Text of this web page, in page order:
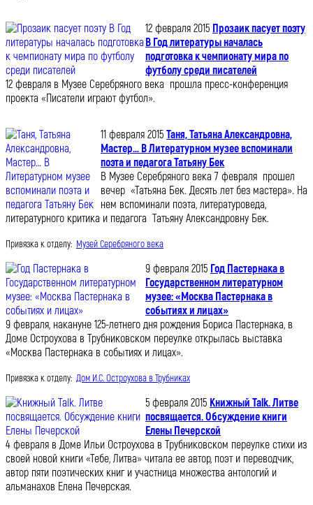
12 февраля 2015 Прозаик пасует поэту
В Год литературы началась
подготовка к чемпионату мира по
футболу среди писателей
12 февраля в Музее Серебряного века прошла пресс-конференция
проекта «Писатели играют футбол».
11 февраля 2015 Таня, Татьяна Александровна,
Мастер… В Литературном музее вспоминали
поэта и педагога Татьяну Бек
В Музее Серебряного века 7 февраля прошел
вечер «Татьяна Бек. Десять лет без мастера». На
нем вспоминали поэта, литературоведа,
литературного критика и педагога Татьяну Александровну Бек.
Привязка к отделу: Музей Серебряного века
9 февраля 2015 Год Пастернака в
Государственном литературном
музее: «Москва Пастернака в
событиях и лицах»
9 февраля, накануне 125-летнего дня рождения Бориса Пастернака, в
Доме Остроухова в Трубниковском переулке открылась выставка
«Москва Пастернака в событиях и лицах».
Привязка к отделу: Дом И.С. Остроухова в Трубниках
5 февраля 2015 Книжный Talk. Литве
посвящается. Обсуждение книги
Елены Печерской
4 февраля в Доме Ильи Остроухова в Трубниковском переулке стихи из
своей новой книги «Тебе, Литва» читала ее автор, поэт и переводчик,
автор пяти поэтических книг и участница множества антологий и
альманахов Елена Печерская.